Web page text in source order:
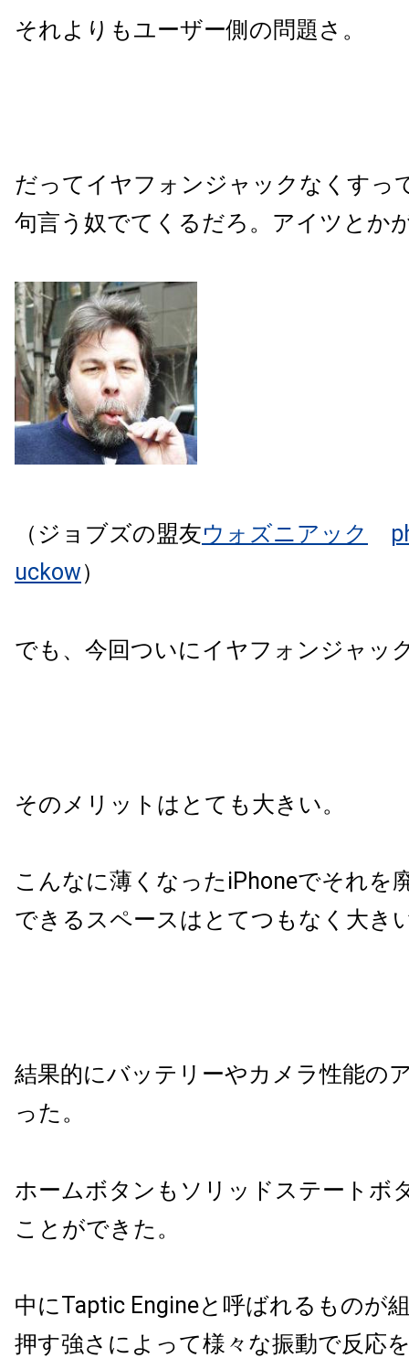
それよりもユーザー側の問題さ。
だってイヤフォンジャックなくすっ
句言う奴でてくるだろ。アイツとか
（ジョブズの盟友ウォズニアック p
uckow）
でも、今回ついにイヤフォンジャッ
そのメリットはとても大きい。
こんなに薄くなったiPhoneでそれを
できるスペースはとてつもなく大き
結果的にバッテリーやカメラ性能の
った。
ホームボタンも ソリッドステートボ
ことができた。
中にTaptic Engineと呼ばれるものが
押す強さによって様々な振動で反応